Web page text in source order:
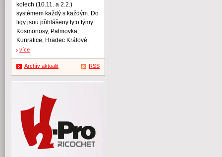
kolech (10.11. a 2.2.)
systémem každý s každým. Do
ligy jsou přihlášeny tyto týmy:
Kosmonosy, Palmovka,
Kunratice, Hradec Králové.
více
Archív aktualit RSS